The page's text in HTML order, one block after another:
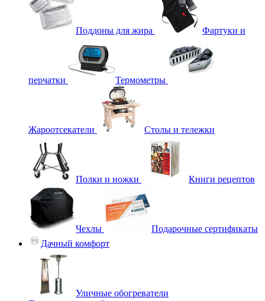
Поддоны для жира Фартуки и
перчатки Термометры
Жароотсекатели Столы и тележки
Полки и ножки Книги рецептов
Чехлы
Подарочные сертификаты
Дачный комфорт
Уличные обогреватели